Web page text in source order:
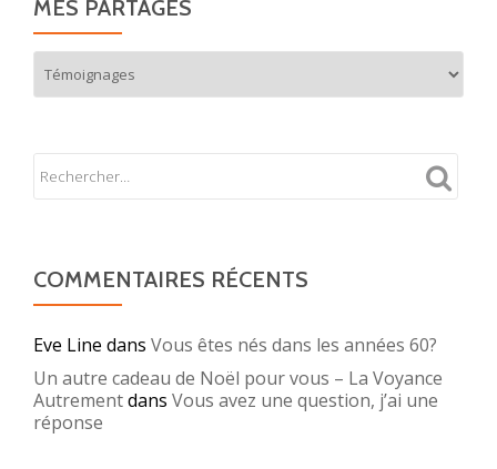
MES PARTAGES
partages
COMMENTAIRES RÉCENTS
Eve Line dans Vous êtes nés dans les années 60?
Un autre cadeau de Noël pour vous – La Voyance
Autrementdans Vous avez une question, j’ai une
réponse